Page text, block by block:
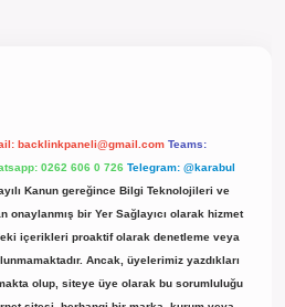
backlinkpaneli@gmail.com Teams:
0262 606 0 726 Telegram: @karabul
Kanun gereğince Bilgi Teknolojileri ve
onaylanmış bir Yer Sağlayıcı olarak hizmet
içerikleri proaktif olarak denetleme veya
Ancak, üyelerimiz yazdıkları
olup, siteye üye olarak bu sorumluluğu